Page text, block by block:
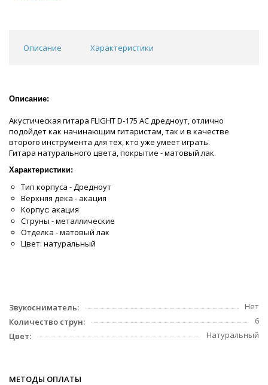
Описание Характеристики
Описание:
Акустическая гитара FLIGHT D-175 AC дредноут, отлично
подойдет как начинающим гитаристам, так и в качестве
второго инструмента для тех, кто уже умеет играть.
Гитара натурального цвета, покрытие - матовый лак.
Характеристики:
Тип корпуса - Дредноут
Верхняя дека - акация
Корпус: акация
Струны - металлические
Отделка - матовый лак
Цвет: натуральный
Звукосниматель:
Нет
Количество струн:
6
Цвет:
Натуральный
МЕТОДЫ ОПЛАТЫ